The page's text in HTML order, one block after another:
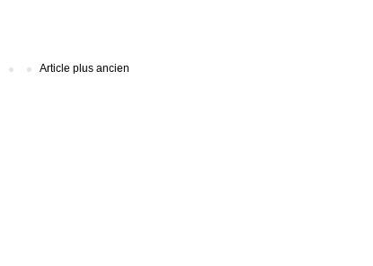
Article plus ancien